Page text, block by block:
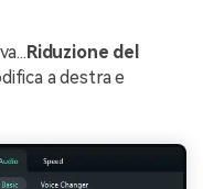
Riduzione del
a destra e